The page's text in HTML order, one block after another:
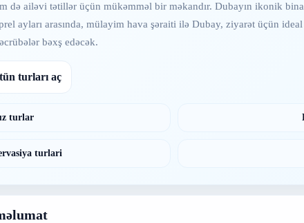
də ailəvi tətillər üçün mükəmməl bir məkandır. Dubayın ikonik
ayları arasında, mülayim hava şəraiti ilə Dubay, ziyarət üçün
bəxş edəcək.
turları aç
turlar
turlari